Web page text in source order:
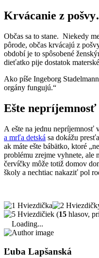
Krvácanie z
Občas sa to stane. Niekedy
pôrode, občas krvácajú z
období je to spôsobené
dieťatko pije dostatok
Ako píše Ingeborg
orgány fungujú.“
Ešte nepríjemnosť
A ešte na jednu nepríjemnosť
a mrľa detská sa dokážu
ak máte ešte bábätko, ktoré
problému zrejme vyhnete, ale
červíčky môže totiž domov
školy a nechtiac nakaziť pol
(15 hlasov,
Loading...
Ľuba Lapšanská